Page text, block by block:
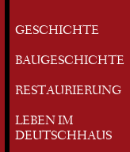
GESCHICHTE
BAUGESCHICHTE
RESTAURIERUNG
LEBEN IM
DEUTSCHHAUS